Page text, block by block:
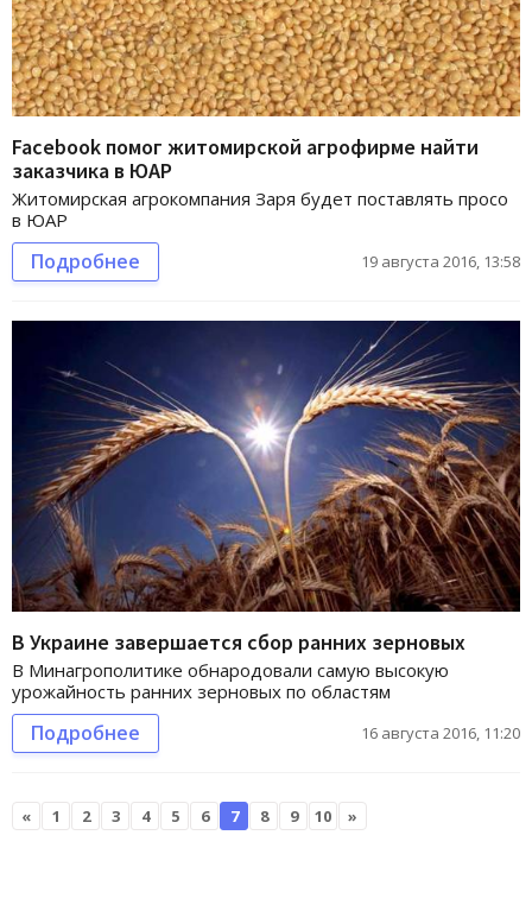
Facebook помог житомирской агрофирме найти
заказчика в ЮАР
Житомирская агрокомпания Заря будет поставлять просо
в ЮАР
Подробнее 19 августа 2016, 13:58
В Украине завершается сбор ранних зерновых
В Минагрополитике обнародовали самую высокую
урожайность ранних зерновых по областям
Подробнее 16 августа 2016, 11:20
« 1 2 3 4 5 6 7 8 9 10 »